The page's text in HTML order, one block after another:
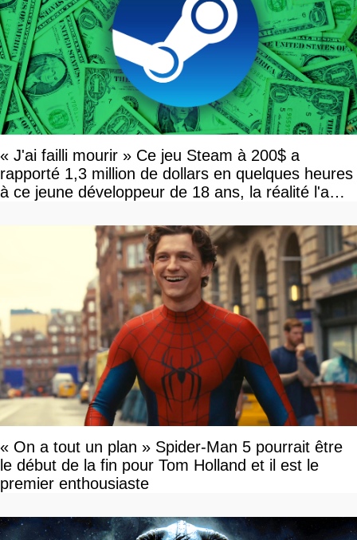
« J'ai failli mourir » Ce jeu Steam à 200$ a
rapporté 1,3 million de dollars en quelques heures
à ce jeune développeur de 18 ans, la réalité l'a
« On a tout un plan » Spider-Man 5 pourrait être
le début de la fin pour Tom Holland et il est le
premier enthousiaste